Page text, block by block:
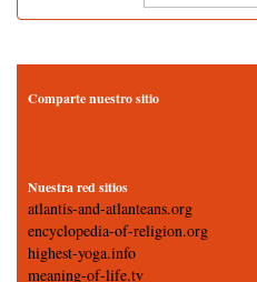
Comparte nuestro sitio
Nuestra red sitios
atlantis-and-atlanteans.org
encyclopedia-of-religion.org
highest-yoga.info
meaning-of-life.tv